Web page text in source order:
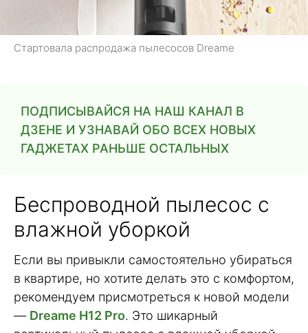
Стартовала распродажа пылесосов Dreame
ПОДПИСЫВАЙСЯ НА НАШ КАНАЛ В
ДЗЕНЕ И УЗНАВАЙ ОБО ВСЕХ НОВЫХ
ГАДЖЕТАХ РАНЬШЕ ОСТАЛЬНЫХ
Беспроводной пылесос с
влажной уборкой
Если вы привыкли самостоятельно убираться
в квартире, но хотите делать это с комфортом,
рекомендуем присмотреться к новой модели
— Dreame H12 Pro. Это шикарный